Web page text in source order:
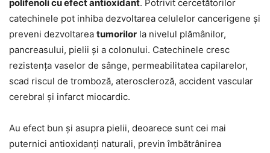
polifenoli cu efect antioxidant. Potrivit cercetătorilor
catechinele pot inhiba dezvoltarea celulelor cancerigene și
preveni dezvoltarea tumorilor la nivelul plămânilor,
pancreasului, pielii și a colonului. Catechinele cresc
rezistența vaselor de sânge, permeabilitatea capilarelor,
scad riscul de tromboză, ateroscleroză, accident vascular
cerebral și infarct miocardic.
Au efect bun și asupra pielii, deoarece sunt cei mai
puternici antioxidanți naturali, previn îmbătrânirea